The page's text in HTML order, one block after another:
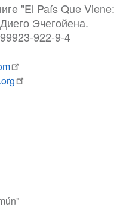
"El País Que Viene:
Эчегойена.
922-9-4